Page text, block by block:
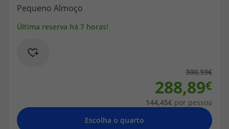
Rede de Lojas
Blog TopViagens
300,93
288,89
144,45
por pessoa
Escolha o quarto